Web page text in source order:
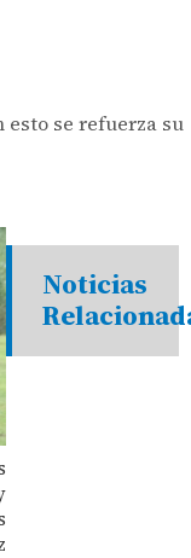
esto se refuerza su
Noticias